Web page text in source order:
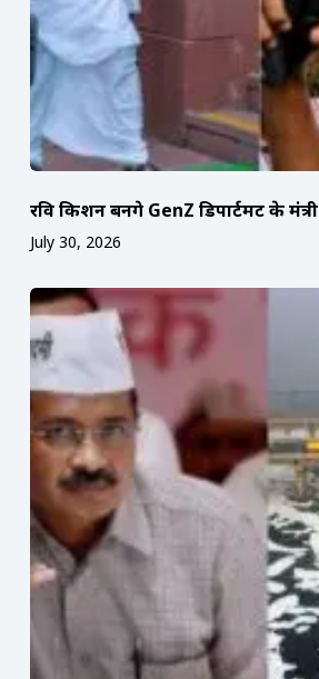
रवि किशन बनेंगे GenZ डिपार्टमेंट के मंत्री
July 30, 2026